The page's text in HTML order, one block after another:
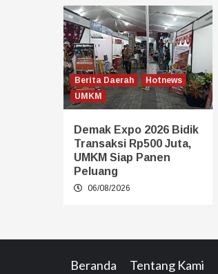
Berita Daerah
Hotnews
UMKM
Demak Expo 2026 Bidik
Transaksi Rp500 Juta,
UMKM Siap Panen
Peluang
06/08/2026
Beranda Tentang Kami